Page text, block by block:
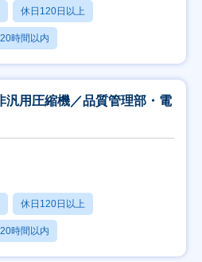
休日120日以上
時間以内
汎用圧縮機／品質管理部・電
休日120日以上
時間以内